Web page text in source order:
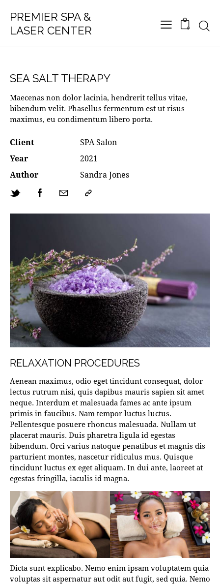
PREMIER SPA &
LASER CENTER
0
SEA SALT THERAPY
Maecenas non dolor lacinia, hendrerit tellus vitae,
bibendum velit. Phasellus fermentum est ut risus
maximus, eu condimentum libero porta.
Client
SPA Salon
Year
2021
Author
Sandra Jones
RELAXATION PROCEDURES
Aenean maximus, odio eget tincidunt consequat, dolor
lectus rutrum nisi, quis dapibus mauris sapien sit amet
neque. Interdum et malesuada fames ac ante ipsum
primis in faucibus. Nam tempor luctus luctus.
Pellentesque posuere rhoncus malesuada. Nullam ut
placerat mauris. Duis pharetra ligula id egestas
bibendum. Orci varius natoque penatibus et magnis dis
parturient montes, nascetur ridiculus mus. Quisque
tincidunt luctus ex eget aliquam. In dui ante, laoreet at
egestas fringilla, iaculis id magna.
Dicta sunt explicabo. Nemo enim ipsam voluptatem quia
voluptas sit aspernatur aut odit aut fugit, sed quia. Nemo